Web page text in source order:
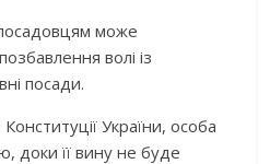
може
волі із
посади.
України, особа
доки її вину не буде